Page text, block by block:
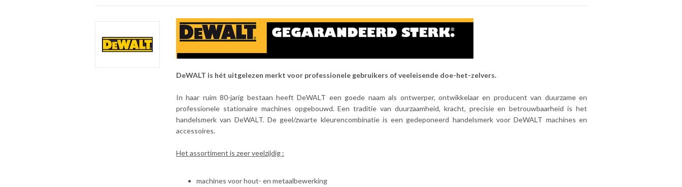
DeWALT is hét uitgelezen merkt voor professionele gebruikers of veeleisende doe-het-zelvers.
In haar ruim 80-jarig bestaan heeft DeWALT een goede naam als ontwerper, ontwikkelaar en producent van duurzame en
professionele stationaire machines opgebouwd. Een traditie van duurzaamheid, kracht, precisie en betrouwbaarheid is het
handelsmerk van DeWALT. De geel/zwarte kleurencombinatie is een gedeponeerd handelsmerk voor DeWALT machines en
accessoires.
Het assortiment is zeer veelzijdig :
machines voor hout- en metaalbewerking